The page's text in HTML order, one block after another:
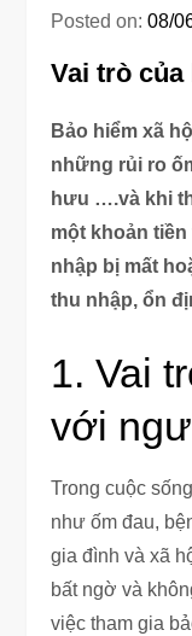
Posted on:08/
Vai trò của
Bảo hiểm xã
những rủi ro
hưu ….và khi
một khoản
nhập bị mất
thu nhập, ổn
1. Vai
với
Trong cuộc
như ốm đau,
gia đình và xã
bất ngờ và
việc tham gia